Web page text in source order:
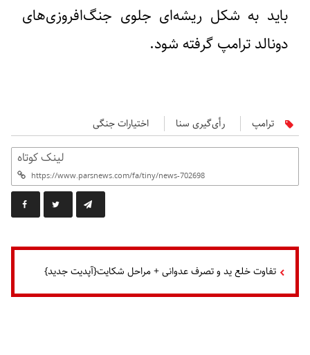
باید به شکل ریشه‌ای جلوی جنگ‌افروزی‌های
دونالد ترامپ گرفته شود.
ترامپ رأی‌گیری سنا اختیارات جنگی
لینک کوتاه
تفاوت خلع ید و تصرف عدوانی + مراحل شکایت{آپدیت جدید}